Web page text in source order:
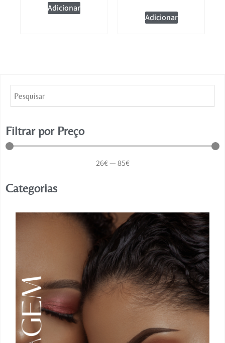
Adicionar
Adicionar
Filtrar por Preço
26€—85€
Categorias